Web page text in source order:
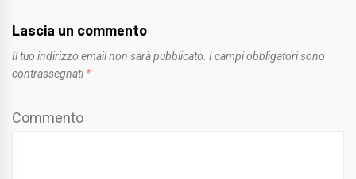
Lascia un commento
Il tuo indirizzo email non sarà pubblicato. I campi obbligatori sono
contrassegnati *
Commento